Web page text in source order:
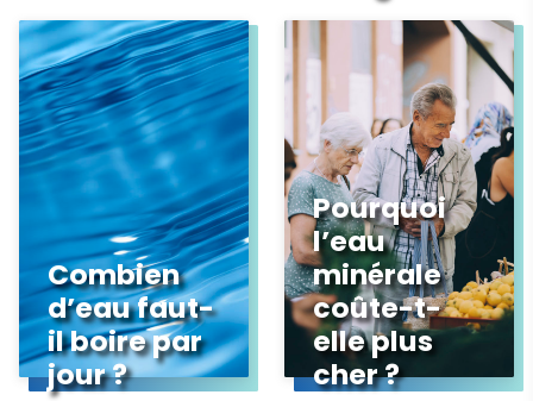
Combien
d’eau faut-
il boire par
jour ?
Pourquoi
l’eau
minérale
coûte-t-
elle plus
cher ?